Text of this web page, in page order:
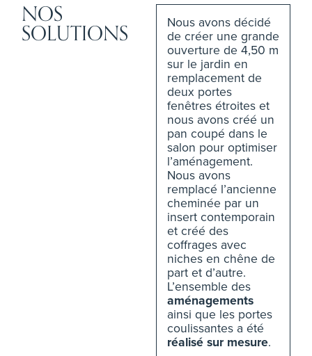
NOS
SOLUTIONS
Nous avons décidé
de créer une grande
ouverture de 4,50 m
sur le jardin en
remplacement de
deux portes
fenêtres étroites et
nous avons créé un
pan coupé dans le
salon pour optimiser
l’aménagement.
Nous avons
remplacé l’ancienne
cheminée par un
insert contemporain
et créé des
coffrages avec
niches en chêne de
part et d’autre.
L’ensemble des
aménagements
ainsi que les portes
coulissantes a été
réalisé sur mesure.